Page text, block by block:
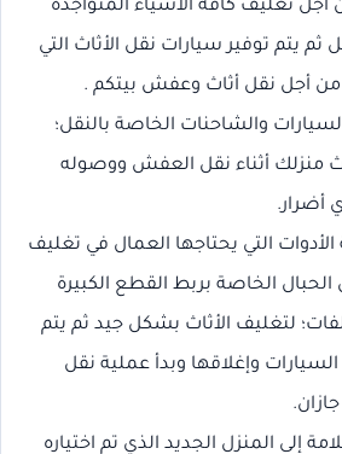
أجل تغليف كافة الأشياء المتواجدة
ثم يتم توفير سيارات نقل الأثاث التي
أجل نقل أثاث وعفش بيتكم .
والشاحنات الخاصة بالنقل؛
منزلك أثناء نقل العفش ووصوله
أضرار.
التي يحتاجها العمال في تغليف
الخاصة بربط القطع الكبيرة
لتغليف الأثاث بشكل جيد ثم يتم
وإغلاقها وبدأ عملية نقل
إلى المنزل الجديد الذي تم اختياره